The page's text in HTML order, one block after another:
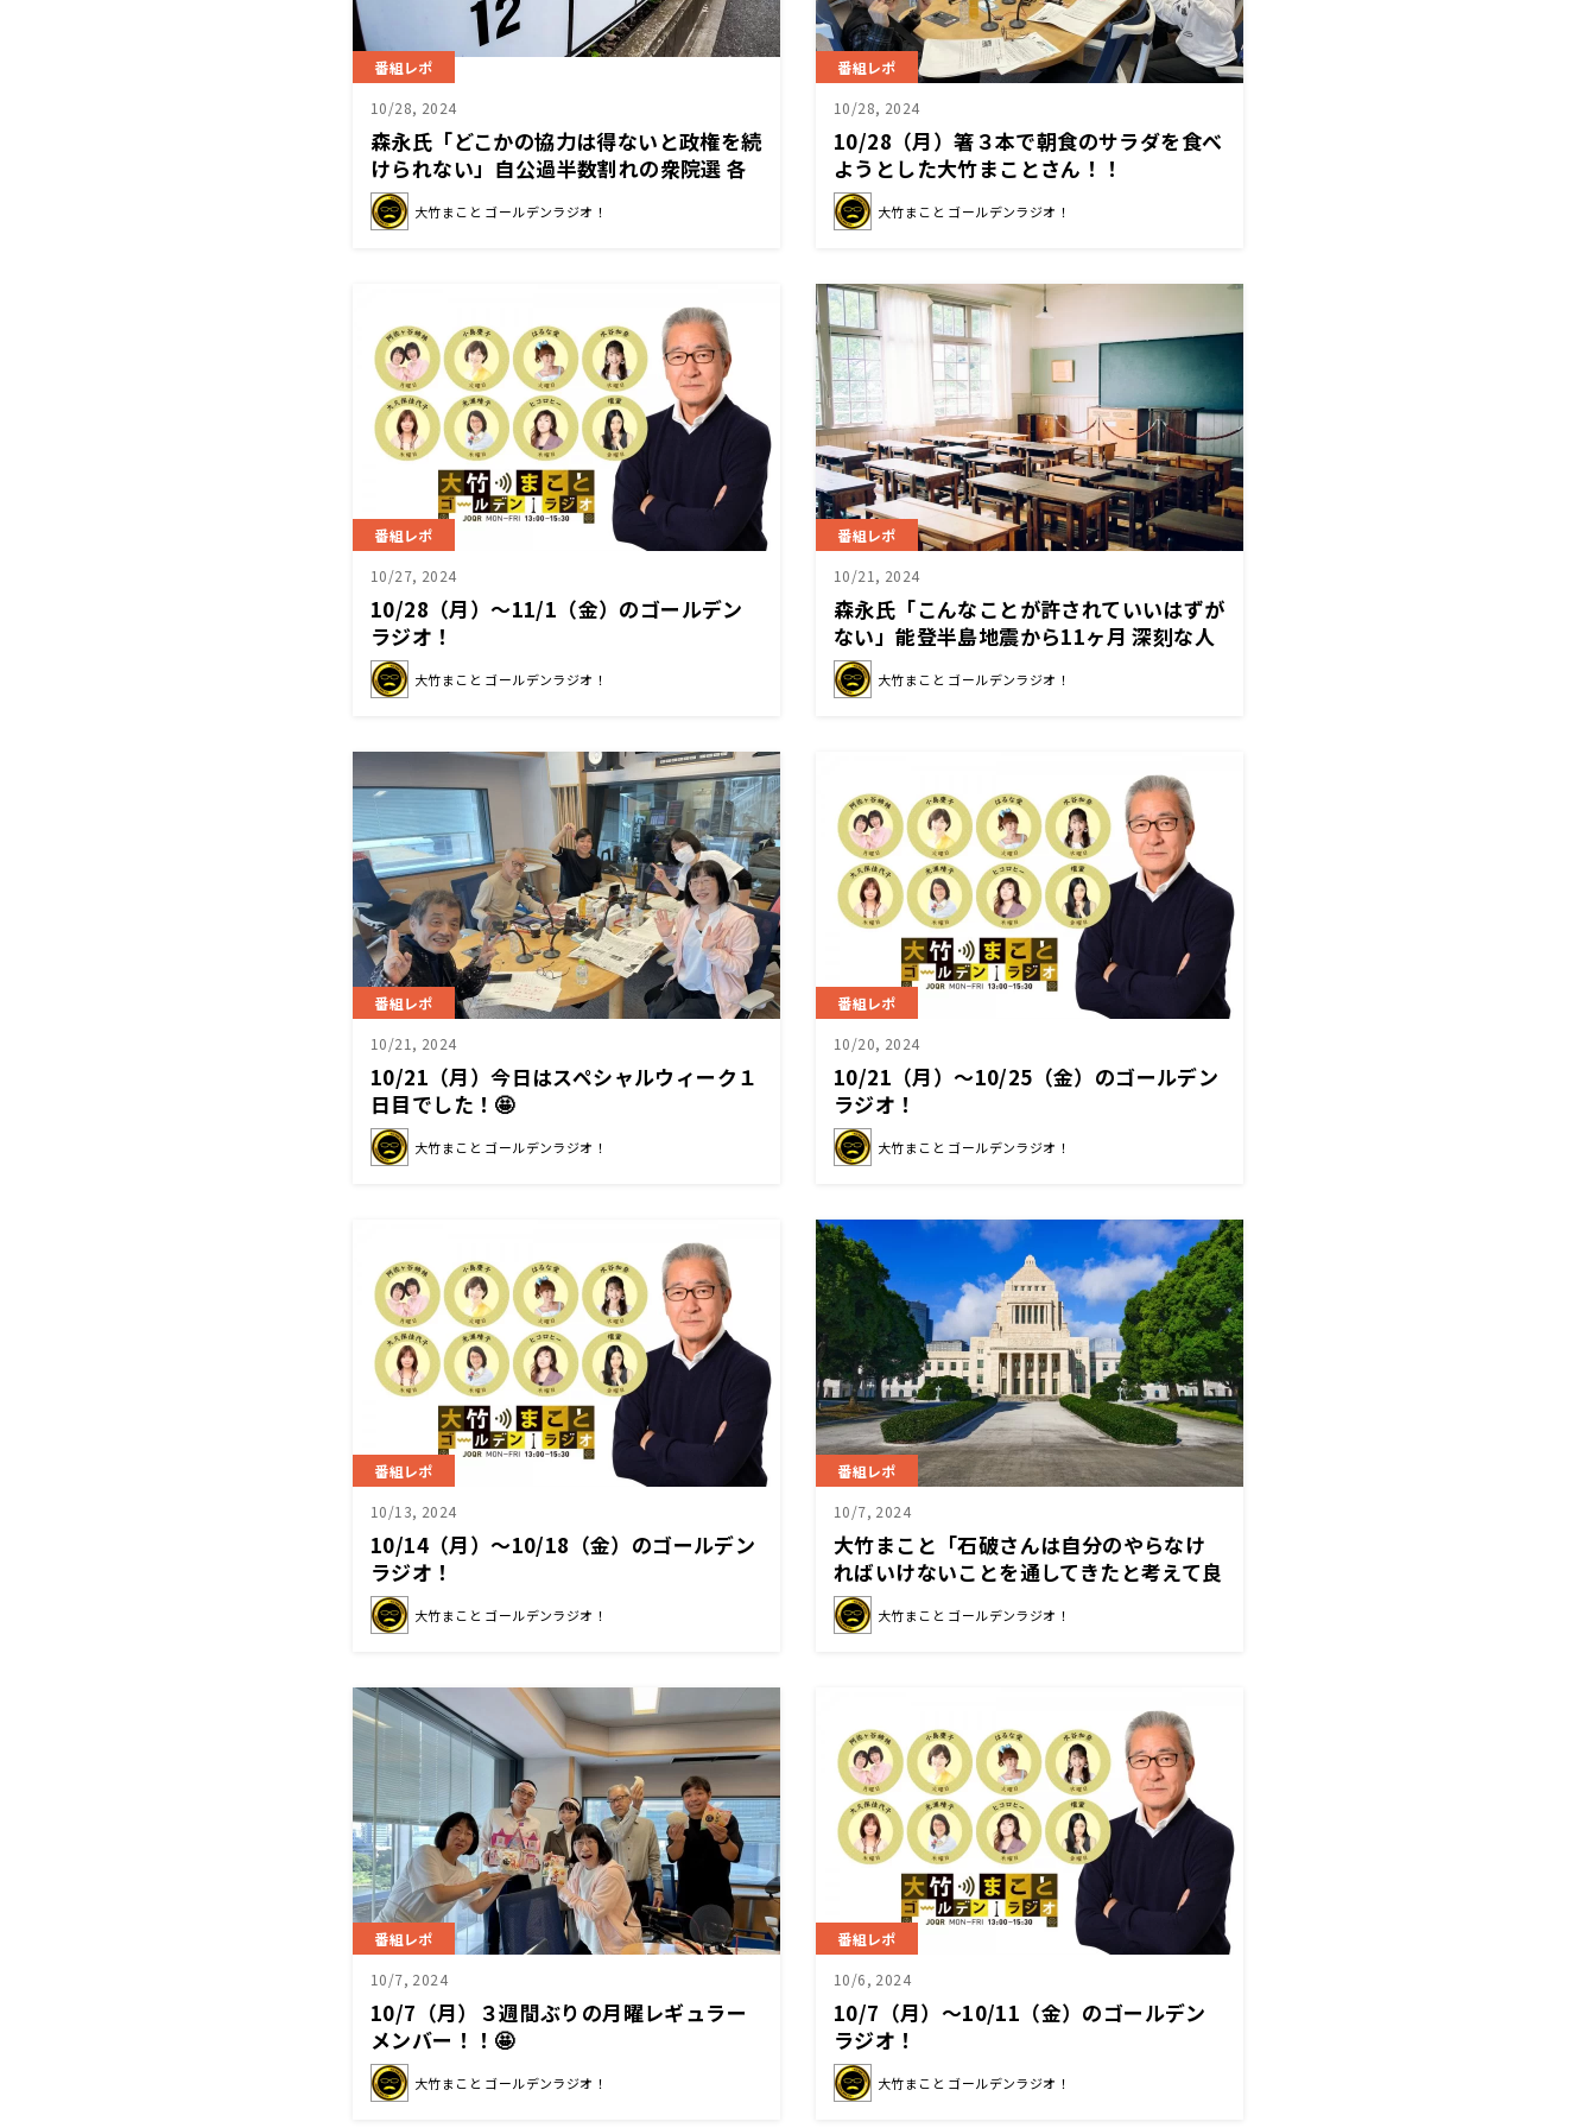
番組レポ
10/28, 2024
森永氏「どこかの協力は得ないと政権を続
けられない」自公過半数割れの衆院選 各
党の今後の動向に注目
大竹まこと ゴールデンラジオ！
番組レポ
10/28, 2024
10/28（月）箸３本で朝食のサラダを食べ
ようとした大竹まことさん！！
大竹まこと ゴールデンラジオ！
番組レポ
10/27, 2024
10/28（月）～11/1（金）のゴールデン
ラジオ！
大竹まこと ゴールデンラジオ！
番組レポ
10/21, 2024
森永氏「こんなことが許されていいはずが
ない」能登半島地震から11ヶ月 深刻な人
口流出が問題に
大竹まこと ゴールデンラジオ！
番組レポ
10/21, 2024
10/21（月）今日はスペシャルウィーク１
日目でした！🤩
大竹まこと ゴールデンラジオ！
番組レポ
10/20, 2024
10/21（月）～10/25（金）のゴールデン
ラジオ！
大竹まこと ゴールデンラジオ！
番組レポ
10/13, 2024
10/14（月）～10/18（金）のゴールデン
ラジオ！
大竹まこと ゴールデンラジオ！
番組レポ
10/7, 2024
大竹まこと「石破さんは自分のやらなけ
ればいけないことを通してきたと考えて良
いかもしれない」自民衆院選 裏金議員の
公認方針大竹まこと ゴールデンラジオ！
番組レポ
10/7, 2024
10/7（月）３週間ぶりの月曜レギュラー
メンバー！！🤩
大竹まこと ゴールデンラジオ！
番組レポ
10/6, 2024
10/7（月）～10/11（金）のゴールデン
ラジオ！
大竹まこと ゴールデンラジオ！